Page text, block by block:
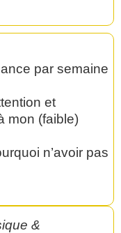
par semaine
et
mon (faible)
n’avoir pas
&